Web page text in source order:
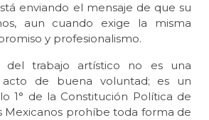
enviando el mensaje de que su
aun cuando exige la misma
y profesionalismo.
del trabajo artístico no es una
de buena voluntad; es un
1° de la Constitución Política de
Mexicanos prohíbe toda forma de